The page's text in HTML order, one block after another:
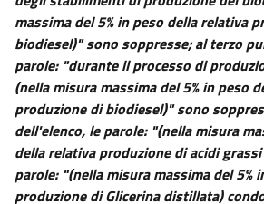
massima del 5% in peso della relativa
biodiesel)" sono soppresse; al terzo
parole: "durante il processo di
(nella misura massima del 5% in peso
produzione di biodiesel)" sono
dell'elenco, le parole: "(nella misura
della relativa produzione di acidi
parole: "(nella misura massima del 5%
produzione di Glicerina distillata)